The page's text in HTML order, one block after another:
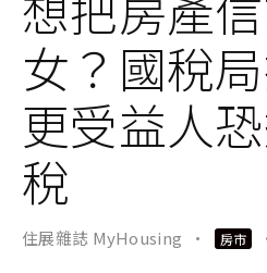
女？國稅
更受益人
稅
住展雜誌 MyHousing · 房市